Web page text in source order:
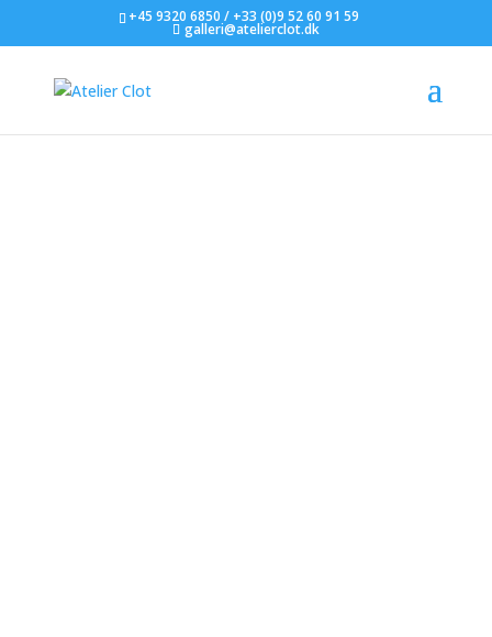
+45 9320 6850 / +33 (0)9 52 60 91 59
galleri@atelierclot.dk